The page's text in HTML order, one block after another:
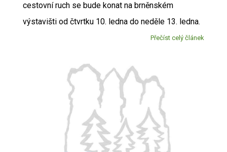
cestovní ruch se bude konat na brněnském
výstavišti od čtvrtku 10. ledna do neděle 13. ledna.
Přečíst celý článek